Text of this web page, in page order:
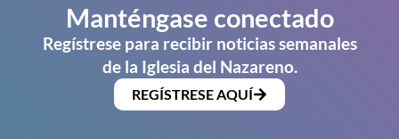
Manténgase conectado
Regístrese para recibir noticias semanales
de la Iglesia del Nazareno.
REGÍSTRESE AQUÍ